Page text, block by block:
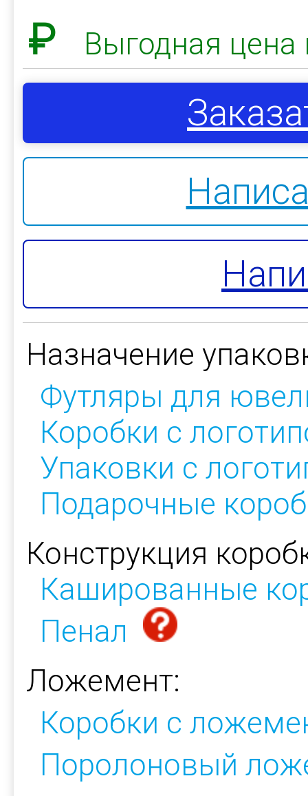
₽ Выгодная
Назначение
Футляры для
Коробки с
Упаковки с
Подарочные
Конструкция
Кашированные
Пенал
Ложемент:
Коробки с
Поролоновый